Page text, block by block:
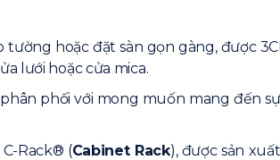
tường hoặc đặt sàn gọn gàng, được
lưới hoặc cửa mica.
phối với mong muốn mang đến
Rack® (Cabinet Rack), được sản